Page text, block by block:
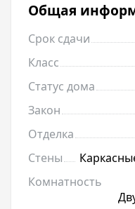
Общая
Срок сдачи
Класс
Статус дома
Закон
Отделка
Стены
Комнатность